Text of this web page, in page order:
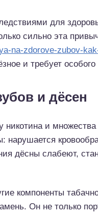
для
сильно эта
na-zdorove-zubov-
и требует
и дёсен
никотина и
нарушается
дёсны слабеют,
компоненты
Он не только